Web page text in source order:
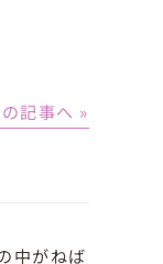
記事へ »
中がねば